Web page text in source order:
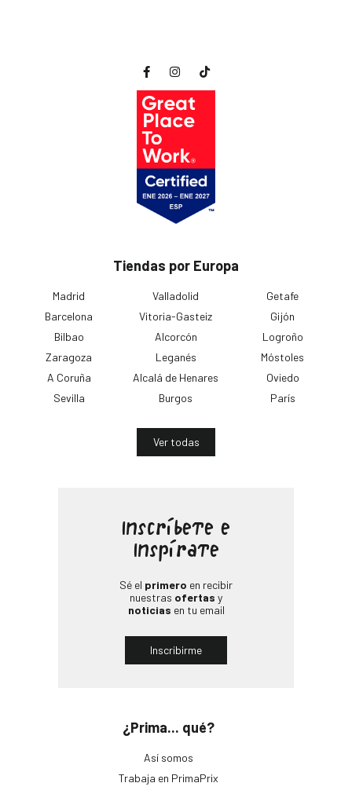
Tiendas por Europa
Madrid
Barcelona
Bilbao
Zaragoza
A Coruña
Sevilla
Valladolid
Vitoria-Gasteiz
Alcorcón
Leganés
Alcalá de Henares
Burgos
Getafe
Gijón
Logroño
Móstoles
Oviedo
París
Ver todas
¿Prima... qué?
Así somos
Trabaja en PrimaPrix
Inscríbete e
Inspírate
Sé el primero en recibir
nuestras ofertas y
noticias en tu email
Inscribirme